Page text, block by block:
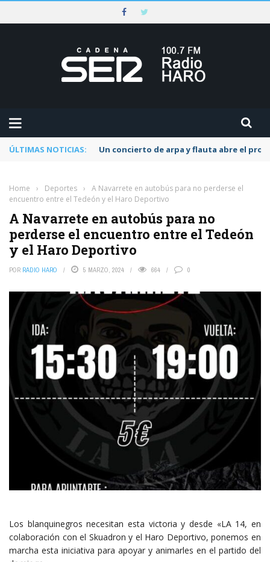
ÚLTIMAS NOTICIAS: Un concierto de arpa y flauta abre el
Home › Deportes ›
A Navarrete en autobús para no perderse el
encuentro entre el Tedeón y el Haro Deportivo
A Navarrete en autobús para no
perderse el encuentro entre el Tedeón
y el Haro Deportivo
POR RADIO HARO 5 MARZO, 2024 664 0
Los blanquinegros necesitan esta victoria y desde «LA 14, en
colaboración con el Skuadron y el Haro Deportivo, ponemos en
marcha esta iniciativa para apoyar y animarles en el partido del